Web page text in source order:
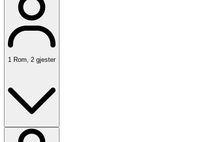
1 Rom 2 gjester